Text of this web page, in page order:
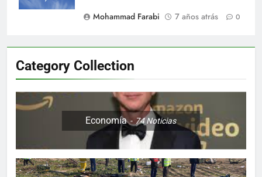
Mohammad Farabi
7 años atrás 0
Category Collection
Economía 74Noticias